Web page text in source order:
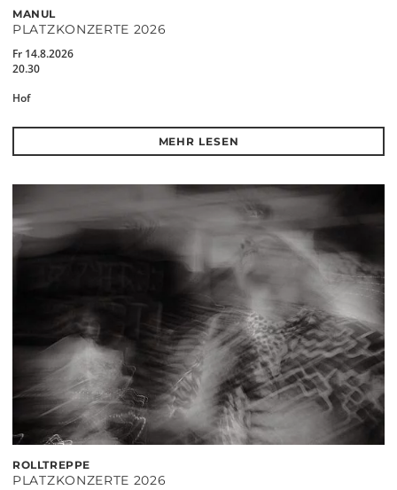
MANUL
PLATZKONZERTE 2026
Fr 14.8.2026
20.30
Hof
MEHR LESEN
ROLLTREPPE
PLATZKONZERTE 2026